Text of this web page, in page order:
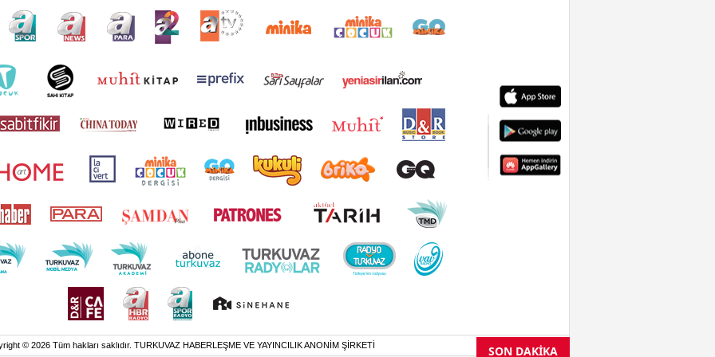
© 2026 Tüm hakları saklıdır. TURKUVAZ HABERLEŞME VE YAYINCILIK ANONİM ŞİRKETİ SON DAKİKA